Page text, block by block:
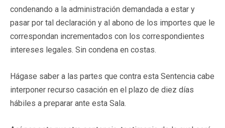
condenando a la administración demandada a estar y
pasar por tal declaración y al abono de los importes que le
correspondan incrementados con los correspondientes
intereses legales. Sin condena en costas.
Hágase saber a las partes que contra esta Sentencia cabe
interponer recurso casación en el plazo de diez días
hábiles a preparar ante esta Sala.